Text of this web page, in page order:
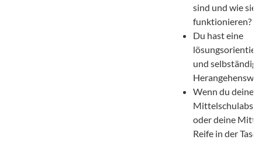
sind und wie sie
funktionieren?
Du hast eine
und selbständige
Wenn du deinen
oder deine
Reife in der